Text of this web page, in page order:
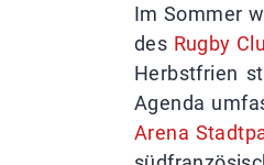
Im Sommer
des Rugby
Herbstfrien
Agenda
Arena